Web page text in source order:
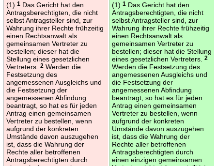
(1) 1Das Gericht hat den
Antragsberechtigten, die nicht
selbst Antragsteller sind, zur
Wahrung ihrer Rechte frühzeitig
einen Rechtsanwalt als
gemeinsamen Vertreter zu
bestellen; dieser hat die
Stellung eines gesetzlichen
Vertreters.
2Werden die
Festsetzung des
angemessenen Ausgleichs und
die Festsetzung der
angemessenen Abfindung
beantragt, so hat es für jeden
Antrag einen gemeinsamen
Vertreter zu bestellen, wenn
aufgrund der konkreten
Umstände davon auszugehen
ist, dass die Wahrung der
Rechte aller betroffenen
Antragsberechtigten durch
(1) 1Das Gericht hat den
Antragsberechtigten, die nicht
selbst Antragsteller sind, zur
Wahrung ihrer Rechte frühzeitig
einen Rechtsanwalt als
gemeinsamen Vertreter zu
bestellen; dieser hat die Stellung
eines gesetzlichen Vertreters.
2
Werden die Festsetzung des
angemessenen Ausgleichs und
die Festsetzung der
angemessenen Abfindung
beantragt, so hat es für jeden
Antrag einen gemeinsamen
Vertreter zu bestellen, wenn
aufgrund der konkreten
Umstände davon auszugehen
ist, dass die Wahrung der
Rechte aller betroffenen
Antragsberechtigten durch
einen einzigen gemeinsamen